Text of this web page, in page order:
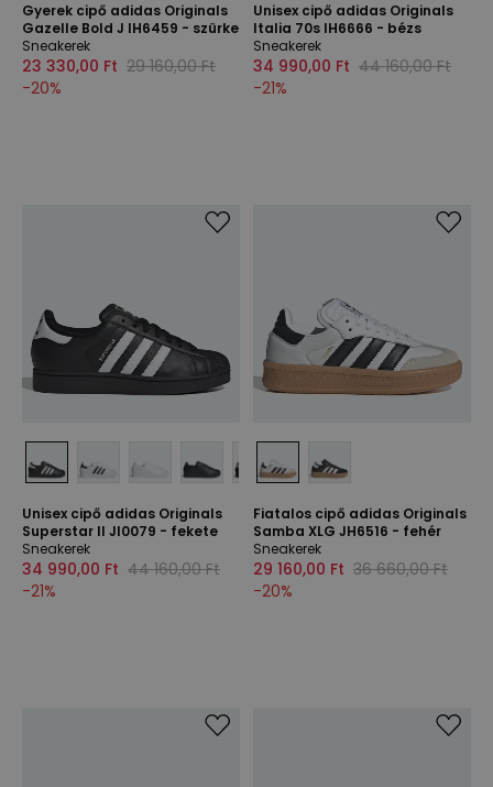
Gyerek cipő adidas Originals
Gazelle Bold J IH6459 - szürke
Sneakerek
23 330,00 Ft 29 160,00 Ft
-20%
Unisex cipő adidas Originals
Italia 70s IH6666 - bézs
Sneakerek
34 990,00 Ft 44 160,00 Ft
-21%
Unisex cipő adidas Originals
Superstar II JI0079 - fekete
Sneakerek
34 990,00 Ft 44 160,00 Ft
-21%
Fiatalos cipő adidas Originals
Samba XLG JH6516 - fehér
Sneakerek
29 160,00 Ft 36 660,00 Ft
-20%